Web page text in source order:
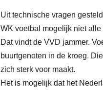
Uit technische vragen
WK voetbal mogelijk niet
Dat vindt de VVD jammer.
buurtgenoten in de kroeg.
zich sterk voor maakt.
Het is mogelijk dat het